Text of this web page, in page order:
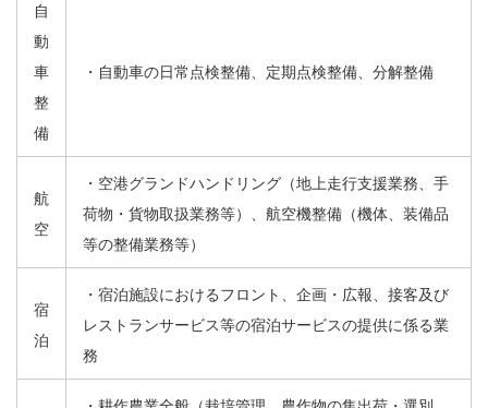
自
動
車
整
備
・自動車の日常点検整備、定期点検整備、分解整備
航
空
・空港グランドハンドリング（地上走行支援業務、手
荷物・貨物取扱業務等）、航空機整備（機体、装備品
等の整備業務等）
宿
泊
・宿泊施設におけるフロント、企画・広報、接客及び
レストランサービス等の宿泊サービスの提供に係る業
務